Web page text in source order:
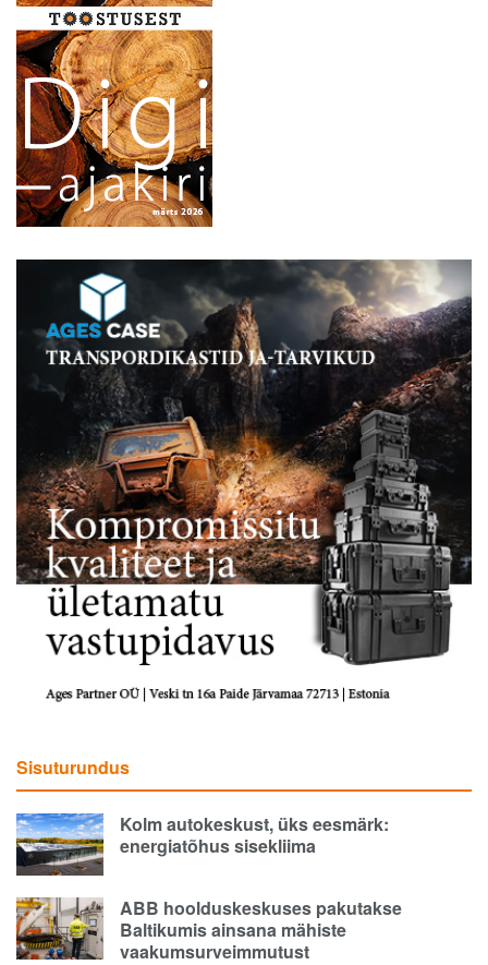
Sisuturundus
Kolm autokeskust, üks eesmärk:
energiatõhus sisekliima
ABB hoolduskeskuses pakutakse
Baltikumis ainsana mähiste
vaakumsurveimmutust